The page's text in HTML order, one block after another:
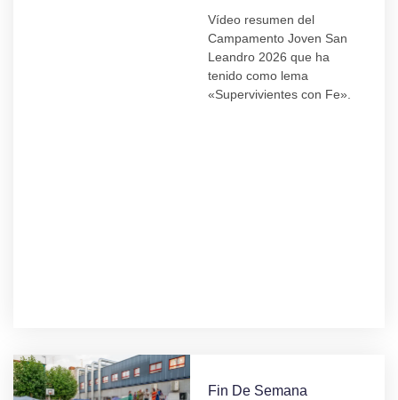
Vídeo resumen del
Campamento Joven San
Leandro 2026 que ha
tenido como lema
«Supervivientes con Fe».
Fin De Semana